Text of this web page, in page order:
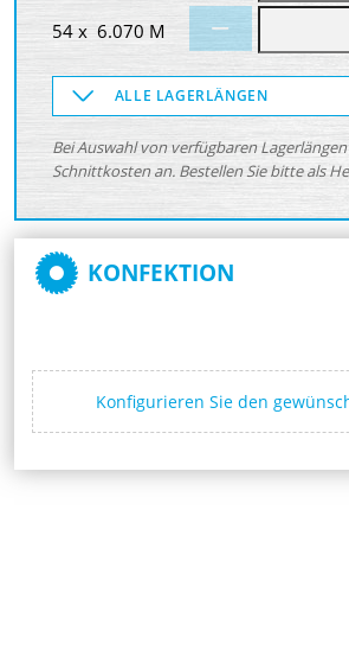
54 x 6.070 M
ALLE LAGERLÄNGEN
Bei Auswahl von verfügbaren
Schnittkosten an. Bestellen Sie bitte als
KONFEKTION
Konfigurieren Sie den